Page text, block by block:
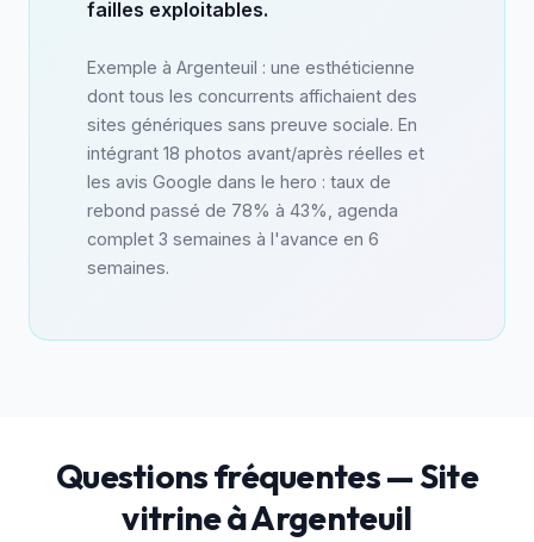
failles exploitables.
Exemple à Argenteuil : une esthéticienne
dont tous les concurrents affichaient des
sites génériques sans preuve sociale. En
intégrant 18 photos avant/après réelles et
les avis Google dans le hero : taux de
rebond passé de 78% à 43%, agenda
complet 3 semaines à l'avance en 6
semaines.
Questions fréquentes — Site
vitrine à Argenteuil